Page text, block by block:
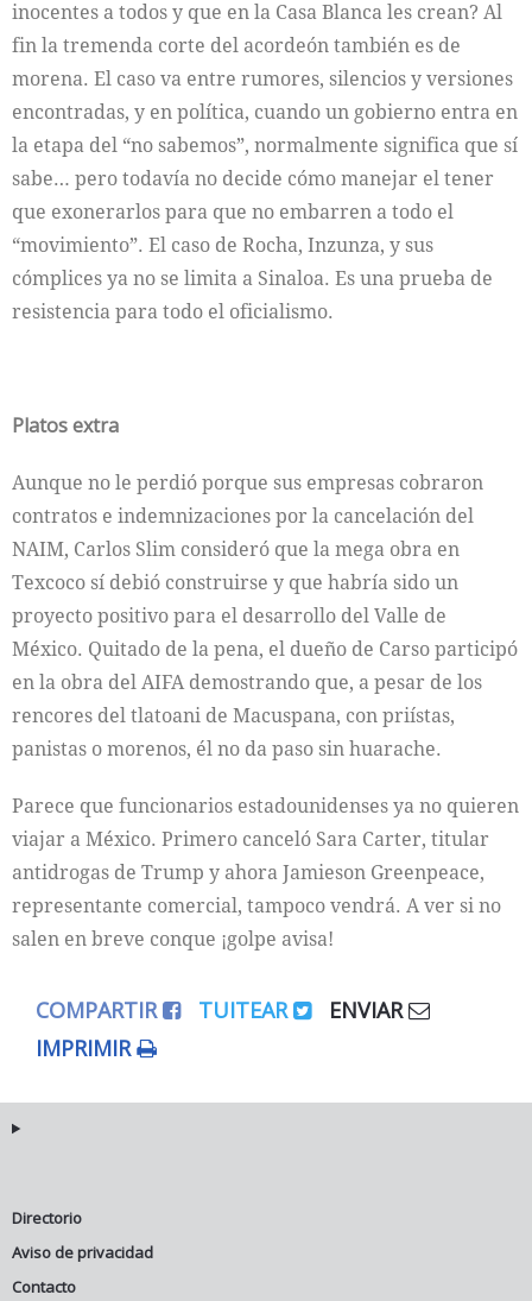
inocentes a todos y que en la Casa Blanca les crean? Al
fin la tremenda corte del acordeón también es de
morena. El caso va entre rumores, silencios y versiones
encontradas, y en política, cuando un gobierno entra en
la etapa del “no sabemos”, normalmente significa que sí
sabe… pero todavía no decide cómo manejar el tener
que exonerarlos para que no embarren a todo el
“movimiento”. El caso de Rocha, Inzunza, y sus
cómplices ya no se limita a Sinaloa. Es una prueba de
resistencia para todo el oficialismo.
Platos extra
Aunque no le perdió porque sus empresas cobraron
contratos e indemnizaciones por la cancelación del
NAIM, Carlos Slim consideró que la mega obra en
Texcoco sí debió construirse y que habría sido un
proyecto positivo para el desarrollo del Valle de
México. Quitado de la pena, el dueño de Carso participó
en la obra del AIFA demostrando que, a pesar de los
rencores del tlatoani de Macuspana, con priístas,
panistas o morenos, él no da paso sin huarache.
Parece que funcionarios estadounidenses ya no quieren
viajar a México. Primero canceló Sara Carter, titular
antidrogas de Trump y ahora Jamieson Greenpeace,
representante comercial, tampoco vendrá. A ver si no
salen en breve conque ¡golpe avisa!
COMPARTIR TUITEAR
ENVIAR
IMPRIMIR
Directorio
Aviso de privacidad
Contacto